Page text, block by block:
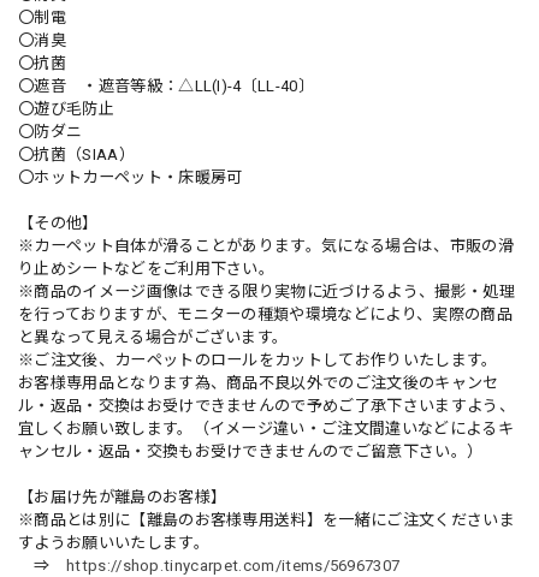
〇制電
〇消臭
〇抗菌
〇遮音 ・遮音等級：△LL(I)-4〔LL-40〕
〇遊び毛防止
〇防ダニ
〇抗菌（SIAA）
〇ホットカーペット・床暖房可
【その他】
※カーペット自体が滑ることがあります。気になる場合は、市販の滑
り止めシートなどをご利用下さい。
※商品のイメージ画像はできる限り実物に近づけるよう、撮影・処理
を行っておりますが、モニターの種類や環境などにより、実際の商品
と異なって見える場合がございます。
※ご注文後、カーペットのロールをカットしてお作りいたします。
お客様専用品となります為、商品不良以外でのご注文後のキャンセ
ル・返品・交換はお受けできませんので予めご了承下さいますよう、
宜しくお願い致します。（イメージ違い・ご注文間違いなどによるキ
ャンセル・返品・交換もお受けできませんのでご留意下さい。）
【お届け先が離島のお客様】
※商品とは別に【離島のお客様専用送料】を一緒にご注文くださいま
すようお願いいたします。
⇒
https://shop.tinycarpet.com/items/56967307